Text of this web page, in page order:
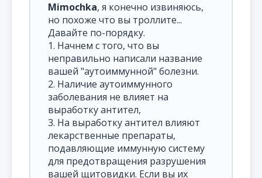
Mimochka, я конечно извиняюсь,
но похоже что вы троллите...
Давайте по-порядку.
1. Начнем с того, что вы
неправильно написали название
вашей "аутоиммунной" болезни.
2. Наличие аутоиммунного
заболевания не влияет на
выработку антител,
3. На выработку антител влияют
лекарственные препараты,
подавляющие иммунную систему
для предотвращения разрушения
вашей щитовидки. Если вы их